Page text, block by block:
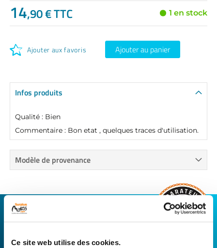
Ce site web utilise des cookies.
14,90 € TTC 1 en stock
Ajouter aux favoris Ajouter au panier
Infos produits
Qualité : Bien
Commentaire : Bon etat , quelques traces d'utilisation.
Modèle de provenance
CONNECTEZ-VOUS AVEC VOTRE
RÉPARATEUR FAVORI